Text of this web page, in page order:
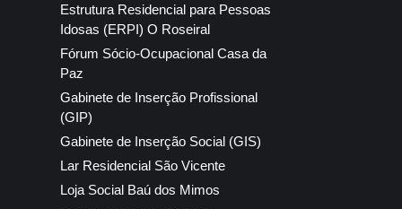
Estrutura Residencial para Pessoas
Idosas (ERPI) O Roseiral
Fórum Sócio-Ocupacional Casa da
Paz
Gabinete de Inserção Profissional
(GIP)
Gabinete de Inserção Social (GIS)
Lar Residencial São Vicente
Loja Social Baú dos Mimos